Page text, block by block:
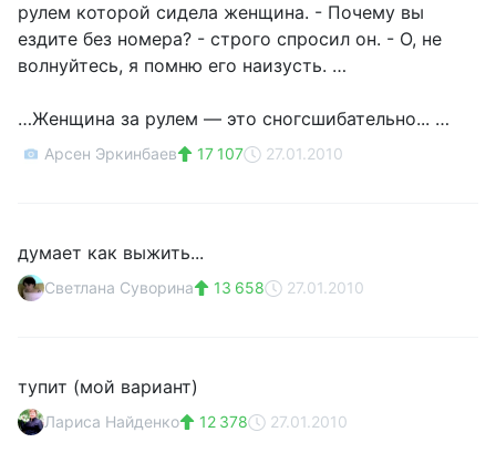
рулем которой сидела женщина. - Почему вы
ездите без номера? - строго спросил он. - О, не
волнуйтесь, я помню его наизусть. …
…Женщина за рулем — это сногсшибательно... …
Арсен Эркинбаев 17 107 27.01.2010
думает как выжить...
Светлана Суворина 13 658 27.01.2010
тупит (мой вариант)
Лариса Найденко 12 378 27.01.2010